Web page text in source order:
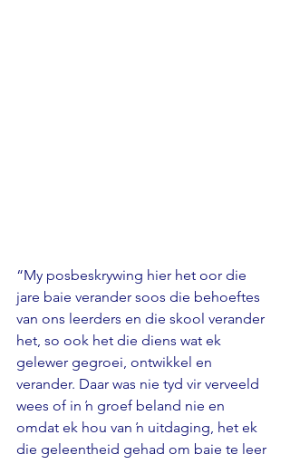
“My posbeskrywing hier het oor die
jare baie verander soos die behoeftes
van ons leerders en die skool verander
het, so ook het die diens wat ek
gelewer gegroei, ontwikkel en
verander. Daar was nie tyd vir verveeld
wees of in ŉ groef beland nie en
omdat ek hou van ŉ uitdaging, het ek
die geleentheid gehad om baie te leer